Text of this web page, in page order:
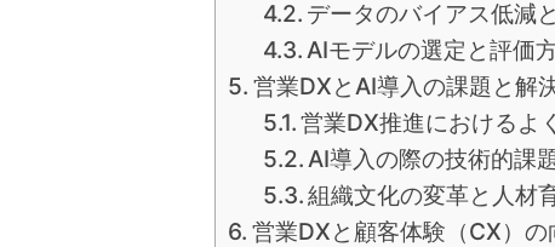
データのバイアス低減
AIモデルの選定と評価
営業DXとAI導入の課題と解
営業DX推進におけるよ
AI導入の際の技術的課
組織文化の変革と人材
営業DXと顧客体験（CX）の